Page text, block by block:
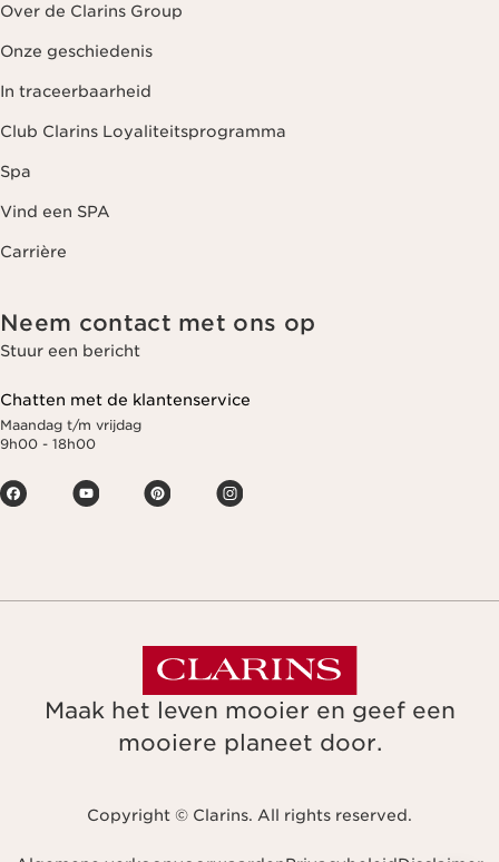
Over de Clarins Group
Onze geschiedenis
In traceerbaarheid
Club Clarins Loyaliteitsprogramma
Spa
Vind een SPA
Carrière
Neem contact met ons op
Stuur een bericht
Chatten met de klantenservice
Maandag t/m vrijdag
9h00 - 18h00
Maak het leven mooier en geef een
mooiere planeet door.
Copyright © Clarins. All rights reserved.